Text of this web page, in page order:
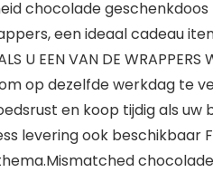
chocolade
een ideaal cadeau
VAN DE WRAPPERS
om op dezelfde werkdag te
en koop tijdig als uw
levering ook beschikbaar